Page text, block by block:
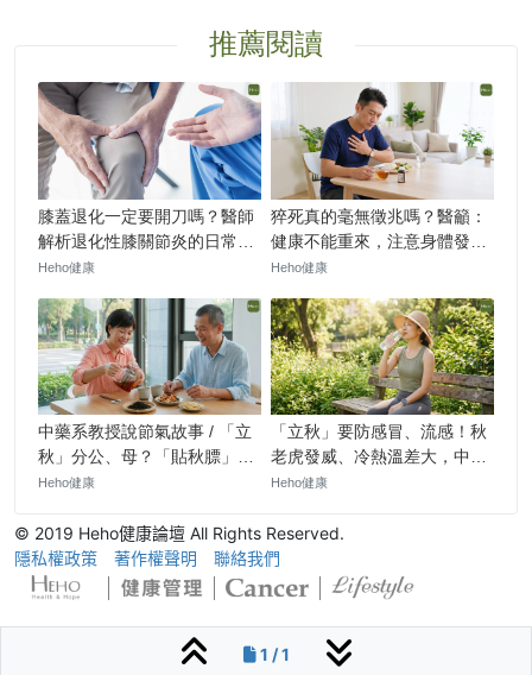
1 / 1
© 2019 Heho健康論壇 All Rights Reserved.
隱私權政策
著作權聲明 聯絡我們